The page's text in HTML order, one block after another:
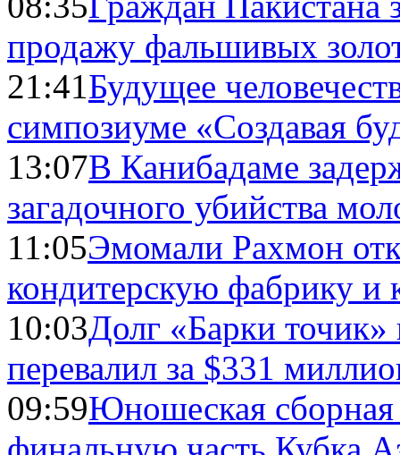
продажу фальшивых
21:41Будущее
симпозиуме «Создавая
13:07В Канибадаме
загадочного убийства
11:05Эмомали Рахмон
кондитерскую фабрику и
10:03Долг «Барки
перевалил за $331
09:59Юношеская